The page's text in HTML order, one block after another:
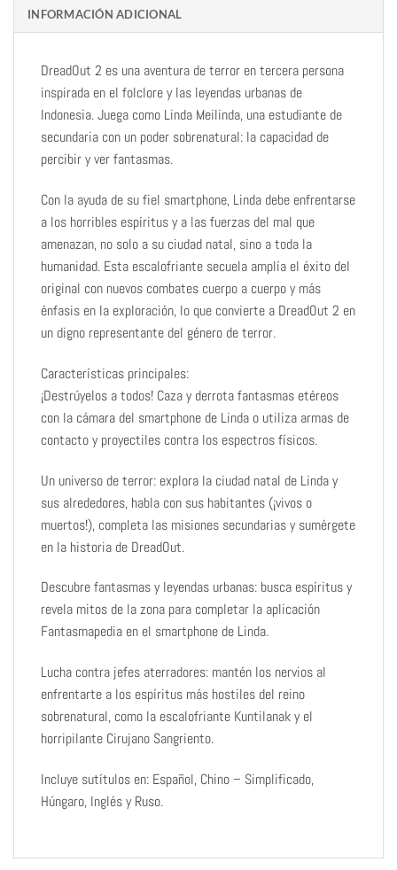
INFORMACIÓN ADICIONAL
DreadOut 2 es una aventura de terror en tercera persona
inspirada en el folclore y las leyendas urbanas de
Indonesia. Juega como Linda Meilinda, una estudiante de
secundaria con un poder sobrenatural: la capacidad de
percibir y ver fantasmas.
Con la ayuda de su fiel smartphone, Linda debe enfrentarse
a los horribles espíritus y a las fuerzas del mal que
amenazan, no solo a su ciudad natal, sino a toda la
humanidad. Esta escalofriante secuela amplía el éxito del
original con nuevos combates cuerpo a cuerpo y más
énfasis en la exploración, lo que convierte a DreadOut 2 en
un digno representante del género de terror.
Características principales:
¡Destrúyelos a todos! Caza y derrota fantasmas etéreos
con la cámara del smartphone de Linda o utiliza armas de
contacto y proyectiles contra los espectros físicos.
Un universo de terror: explora la ciudad natal de Linda y
sus alrededores, habla con sus habitantes (¡vivos o
muertos!), completa las misiones secundarias y sumérgete
en la historia de DreadOut.
Descubre fantasmas y leyendas urbanas: busca espíritus y
revela mitos de la zona para completar la aplicación
Fantasmapedia en el smartphone de Linda.
Lucha contra jefes aterradores: mantén los nervios al
enfrentarte a los espíritus más hostiles del reino
sobrenatural, como la escalofriante Kuntilanak y el
horripilante Cirujano Sangriento.
Incluye sutítulos en: Español, Chino – Simplificado,
Húngaro, Inglés y Ruso.